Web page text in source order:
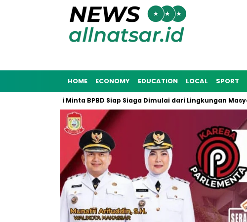
HOME ECONOMY EDUCATION LOCAL SPORT
Munafri Minta BPBD Siap Siaga Dimulai dari Lingkungan Masyarakat